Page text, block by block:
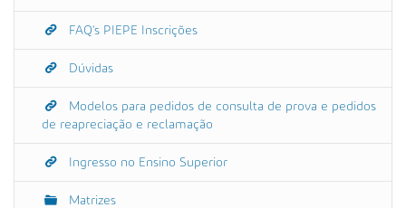
FAQ's PIEPE Inscrições
Dúvidas
Modelos para pedidos de consulta de prova e pedidos
de reapreciação e reclamação
Ingresso no Ensino Superior
Matrizes